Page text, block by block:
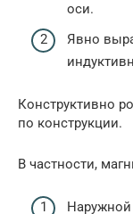
оси.
Явно
Конструктивно
по конструкции.
В частности,
Наружной